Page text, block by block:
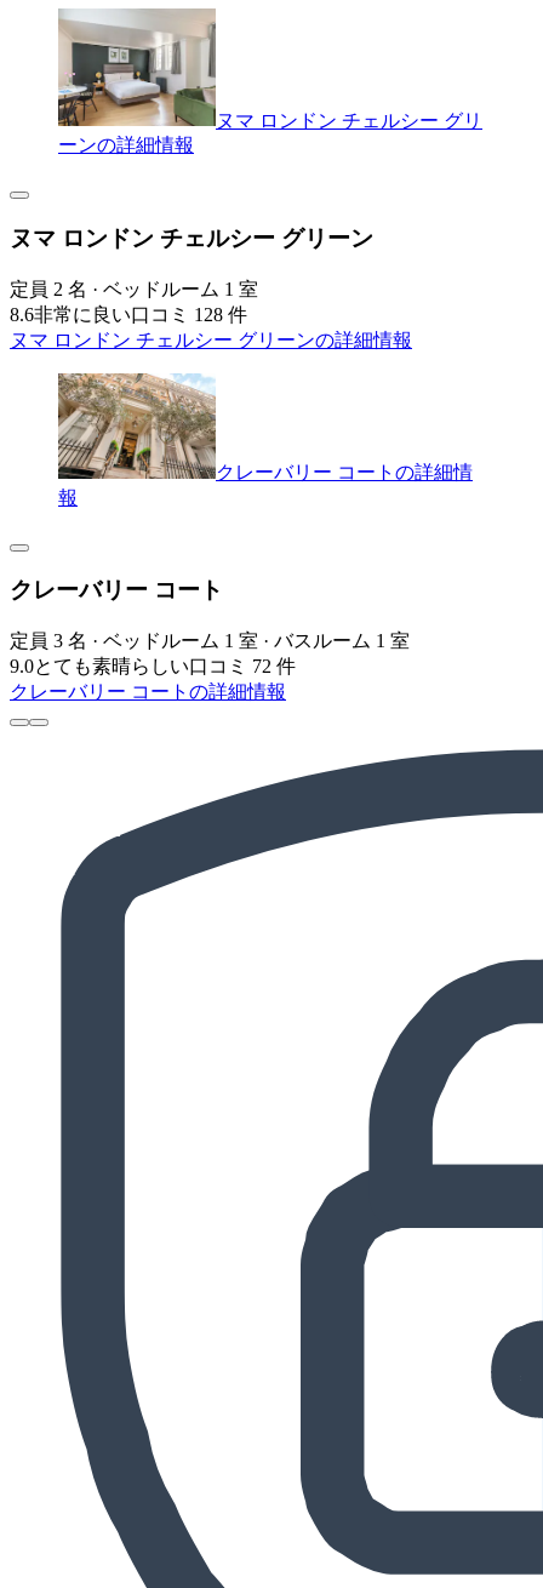
ヌマ ロンドン チェルシー グリ
ーンの詳細情報
ヌマ ロンドン チェルシー グリーン
定員 2 名 · ベッドルーム 1 室
8.6非常に良い口コミ 128 件
ヌマ ロンドン チェルシー グリーンの詳細情報
クレーバリー コートの詳細情
報
クレーバリー コート
定員 3 名 · ベッドルーム 1 室 · バスルーム 1 室
9.0とても素晴らしい口コミ 72 件
クレーバリー コートの詳細情報